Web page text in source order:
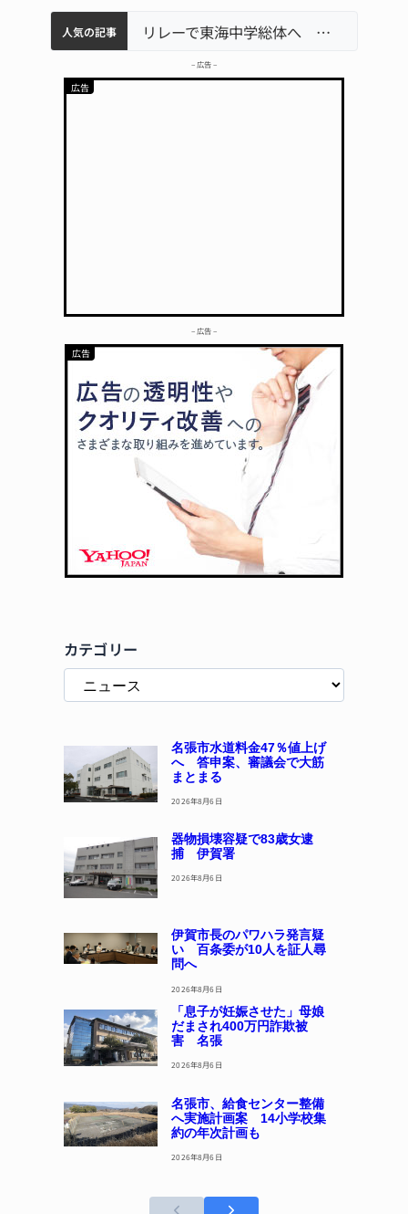
人気の記事
中学校の陶壁モニュメント 地元建設会社がボランティアで清掃 伊賀名張市立病院のDMAT、熊本地震の被災地へ 能登以来3回目の派遣
【インターハイ⑨】ソフトテニス ミス減らし上位狙う 近大高専 リレーで東海中学総体へ 伊賀・名張
– 広告 –
– 広告 –
カテゴリー
名張市水道料金47％値上げ
へ 答申案、審議会で大筋
まとまる
2026年8月6日
器物損壊容疑で83歳女逮
捕 伊賀署
2026年8月6日
伊賀市長のパワハラ発言疑
い 百条委が10人を証人尋
問へ
2026年8月6日
「息子が妊娠させた」母娘
だまされ400万円詐欺被
害 名張
2026年8月6日
名張市、給食センター整備
へ実施計画案 14小学校集
約の年次計画も
2026年8月6日